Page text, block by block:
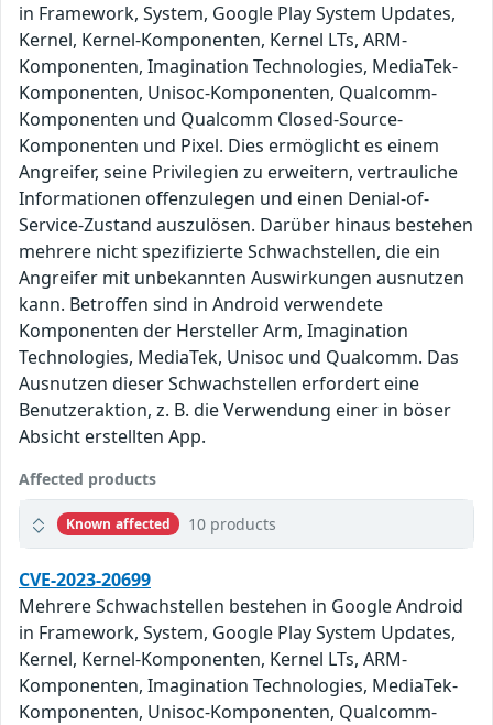
in Framework, System, Google Play System Updates,
Kernel, Kernel-Komponenten, Kernel LTs, ARM-
Komponenten, Imagination Technologies, MediaTek-
Komponenten, Unisoc-Komponenten, Qualcomm-
Komponenten und Qualcomm Closed-Source-
Komponenten und Pixel. Dies ermöglicht es einem
Angreifer, seine Privilegien zu erweitern, vertrauliche
Informationen offenzulegen und einen Denial-of-
Service-Zustand auszulösen. Darüber hinaus bestehen
mehrere nicht spezifizierte Schwachstellen, die ein
Angreifer mit unbekannten Auswirkungen ausnutzen
kann. Betroffen sind in Android verwendete
Komponenten der Hersteller Arm, Imagination
Technologies, MediaTek, Unisoc und Qualcomm. Das
Ausnutzen dieser Schwachstellen erfordert eine
Benutzeraktion, z. B. die Verwendung einer in böser
Absicht erstellten App.
Affected products
Known affected 10 products
CVE-2023-20699
Mehrere Schwachstellen bestehen in Google Android
in Framework, System, Google Play System Updates,
Kernel, Kernel-Komponenten, Kernel LTs, ARM-
Komponenten, Imagination Technologies, MediaTek-
Komponenten, Unisoc-Komponenten, Qualcomm-